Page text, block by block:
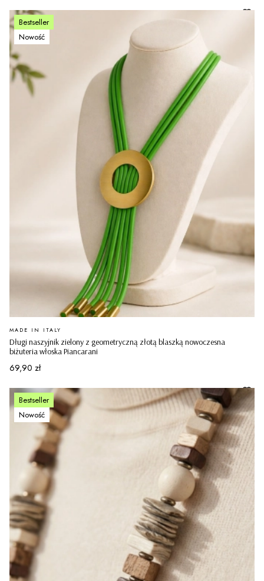
Bestseller
Nowość
Długi naszyjnik zielony z geometryczną złotą blaszką nowoczesna
biżuteria włoska Piancarani
PRODUCENT
MADE IN ITALY
Cena
69,90 zł
Bestseller
Nowość